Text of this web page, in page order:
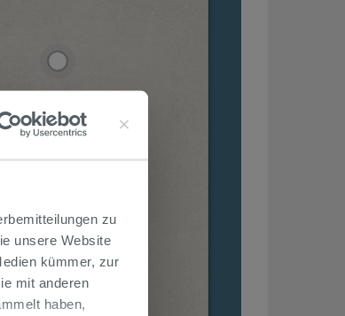
zu
unsere Website
kümmer, zur
mit anderen
haben,